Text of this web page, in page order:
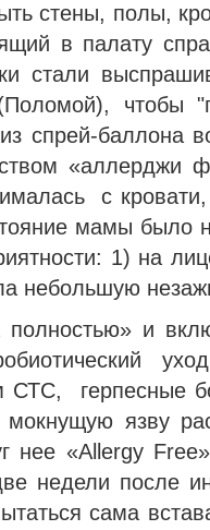
стены, полы,
в палату
стали
чтобы
спрей-баллона
«аллерджи
с
мамы было
1) на
небольшую
полностью» и
СТС, герпесные
язву
нее «Allergy
недели после
сама